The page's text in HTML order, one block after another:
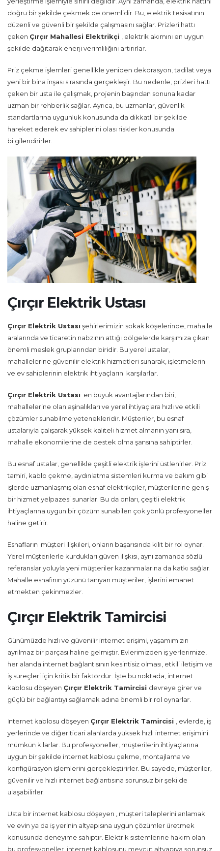
doğru bir şekilde çekmek de önemlidir. Bu, elektrik tesisatının
düzenli ve güvenli bir şekilde çalışmasını sağlar. Prizleri hattı
çeken Çırçır Mahallesi Elektrikçi
, elektrik akımını en uygun
şekilde dağıtarak enerji verimliliğini artırırlar.
Priz çekme işlemleri genellikle yeniden dekorasyon, tadilat veya
yeni bir bina inşası sırasında gerçekleşir. Bu nedenle, prizleri hattı
çeken bir usta ile çalışmak, projenin başından sonuna kadar
uzman bir rehberlik sağlar. Ayrıca, bu uzmanlar, güvenlik
standartlarına uygunluk konusunda da dikkatli bir şekilde
hareket ederek ev sahiplerini olası riskler konusunda
bilgilendirirler.
Çırçır Elektrik Ustası
Çırçır Elektrik Ustası şehirlerimizin sokak köşelerinde, mahalle
aralarında ve ticaretin nabzının attığı bölgelerde karşımıza çıkan
önemli meslek gruplarından biridir. Bu yerel ustalar,
mahallelerine güvenilir elektrik hizmetleri sunarak, işletmelerin
ve ev sahiplerinin elektrik ihtiyaçlarını karşılarlar.
Çırçır Elektrik Ustası en büyük avantajlarından biri,
mahallelerine olan aşinalıkları ve yerel ihtiyaçlara hızlı ve etkili
çözümler sunabilme yetenekleridir. Müşteriler, bu esnaf
ustalarıyla çalışarak yüksek kaliteli hizmet almanın yanı sıra,
mahalle ekonomilerine de destek olma şansına sahiptirler.
Bu esnaf ustalar, genellikle çeşitli elektrik işlerini üstlenirler. Priz
tamiri, kablo çekme, aydınlatma sistemleri kurma ve bakım gibi
işlerde uzmanlaşmış olan esnaf elektrikçiler, müşterilerine geniş
bir hizmet yelpazesi sunarlar. Bu da onları, çeşitli elektrik
ihtiyaçlarına uygun bir çözüm sunabilen çok yönlü profesyoneller
haline getirir.
Esnafların müşteri ilişkileri, onların başarısında kilit bir rol oynar.
Yerel müşterilerle kurdukları güven ilişkisi, aynı zamanda sözlü
referanslar yoluyla yeni müşteriler kazanmalarına da katkı sağlar.
Mahalle esnafının yüzünü tanıyan müşteriler, işlerini emanet
etmekten çekinmezler.
Çırçır Elektrik Tamircisi
Günümüzde hızlı ve güvenilir internet erişimi, yaşamımızın
ayrılmaz bir parçası haline gelmiştir. Evlerimizden iş yerlerimize,
her alanda internet bağlantısının kesintisiz olması, etkili iletişim ve
iş süreçleri için kritik bir faktördür. İşte bu noktada, internet
kablosu döşeyen Çırçır Elektrik Tamircisi devreye girer ve
güçlü bir bağlantıyı sağlamak adına önemli bir rol oynarlar.
Internet kablosu döşeyen Çırçır Elektrik Tamircisi
, evlerde, iş
yerlerinde ve diğer ticari alanlarda yüksek hızlı internet erişimini
mümkün kılarlar. Bu profesyoneller, müşterilerin ihtiyaçlarına
uygun bir şekilde internet kablosu çekme, montajlama ve
konfigürasyon işlemlerini gerçekleştirirler. Bu sayede, müşteriler,
güvenilir ve hızlı internet bağlantısına sorunsuz bir şekilde
ulaşabilirler.
Usta bir internet kablosu döşeyen , müşteri taleplerini anlamak
ve evin ya da iş yerinin altyapısına uygun çözümler üretmek
konusunda deneyime sahiptir. Elektrik sistemlerine hakim olan
bu profesyoneller, internet kablosunu mevcut altyapıya sorunsuz